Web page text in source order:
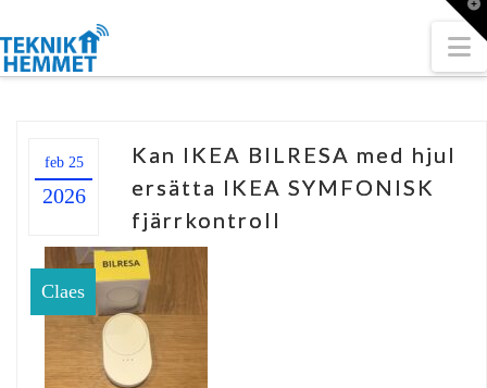
feb 25
2026
Kan IKEA BILRESA med hjul
ersätta IKEA SYMFONISK
fjärrkontroll
Claes